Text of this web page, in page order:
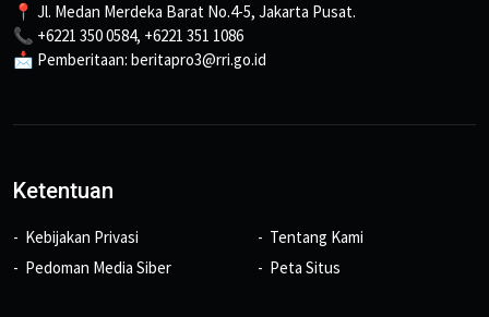
📍 Jl. Medan Merdeka Barat No.4-5, Jakarta Pusat.
📞 +6221 350 0584, +6221 351 1086
📩 Pemberitaan: beritapro3@rri.go.id
Ketentuan
Kebijakan Privasi
Pedoman Media Siber
Tentang Kami
Peta Situs